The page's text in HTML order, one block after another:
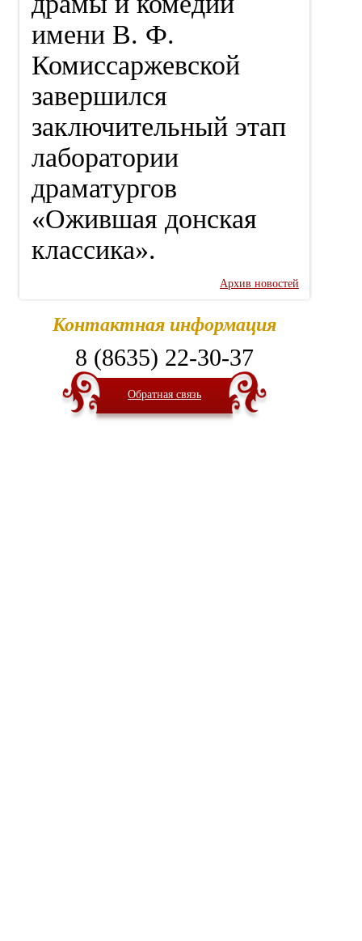
имени В. Ф.
Комиссаржевской
завершился
заключительный этап
лаборатории
драматургов
«Ожившая донская
классика».
Архив новостей
Контактная информация
8 (8635) 22-30-37
Обратная связь